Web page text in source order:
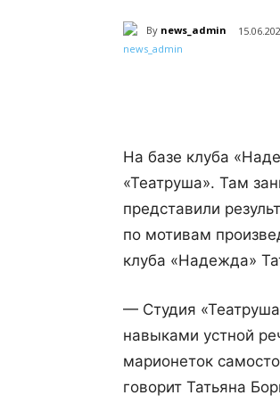
By news_admin
На базе клуба
«Театруша». Там
представили
по мотивам
клуба «Надежда»
— Студия
навыками устной
марионеток
говорит Татьяна